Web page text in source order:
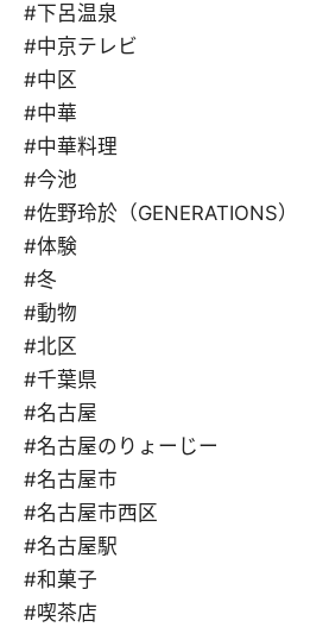
#下呂温泉
#中京テレビ
#中区
#中華
#中華料理
#今池
#佐野玲於（GENERATIONS）
#体験
#冬
#動物
#北区
#千葉県
#名古屋
#名古屋のりょーじー
#名古屋市
#名古屋市西区
#名古屋駅
#和菓子
#喫茶店